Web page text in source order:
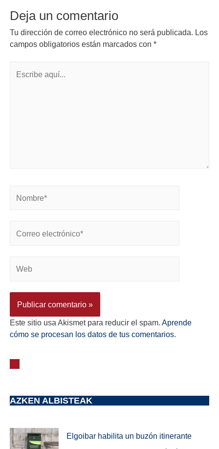
Deja un comentario
Tu dirección de correo electrónico no será publicada. Los
campos obligatorios están marcados con *
Este sitio usa Akismet para reducir el spam. Aprende
cómo se procesan los datos de tus comentarios.
AZKEN ALBISTEAK
Elgoibar habilita un buzón itinerante